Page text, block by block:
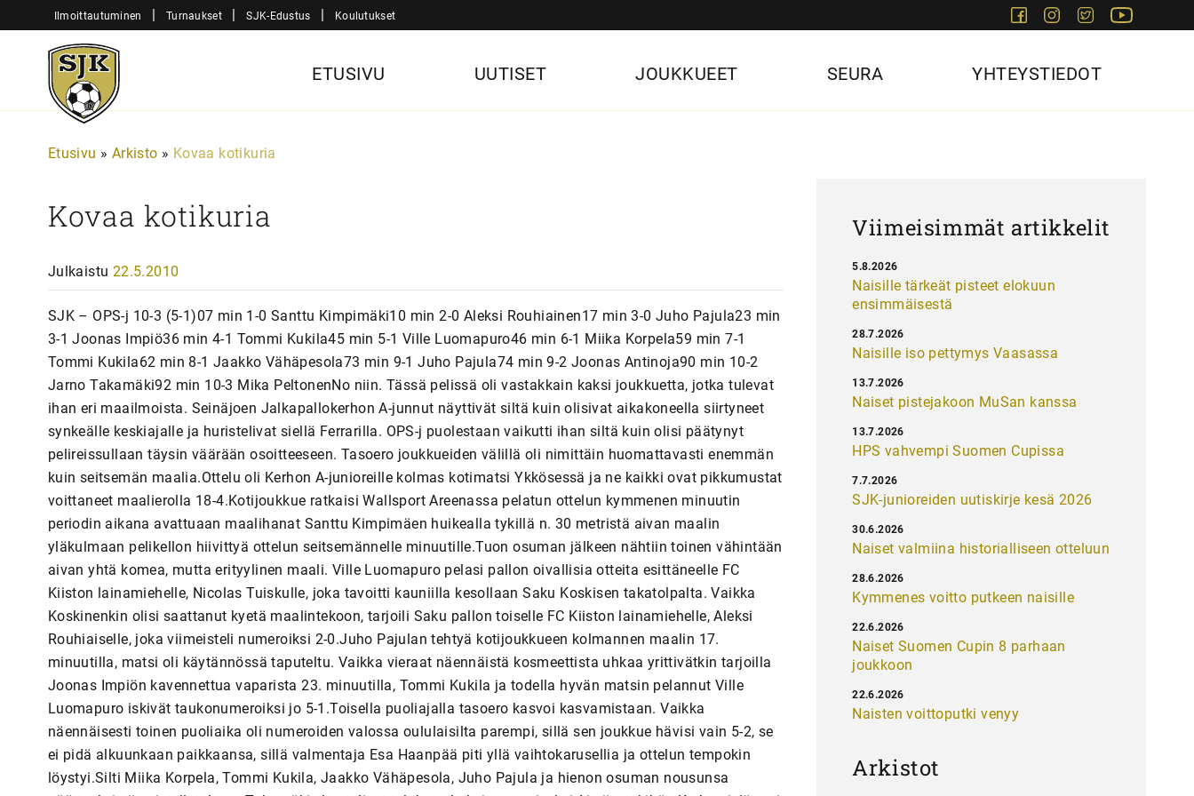
sisältöön
Ilmoittautuminen | Turnaukset | SJK-Edustus | Koulutukset FacebookInstagram
Twitter
Sjk-
Juniorit
ETUSIVU UUTISET JOUKKUEET SEURA YHTEYSTIEDOT
Etusivu » Arkisto » Kovaa kotikuria
Kovaa kotikuria
Julkaistu 22.5.2010
SJK – OPS-j 10-3 (5-1)07 min 1-0 Santtu Kimpimäki10 min 2-0 Aleksi Rouhiainen17 min 3-0 Juho Pajula23 min
3-1 Joonas Impiö36 min 4-1 Tommi Kukila45 min 5-1 Ville Luomapuro46 min 6-1 Miika Korpela59 min 7-1
Tommi Kukila62 min 8-1 Jaakko Vähäpesola73 min 9-1 Juho Pajula74 min 9-2 Joonas Antinoja90 min 10-2
Jarno Takamäki92 min 10-3 Mika PeltonenNo niin. Tässä pelissä oli vastakkain kaksi joukkuetta, jotka tulevat
ihan eri maailmoista. Seinäjoen Jalkapallokerhon A-junnut näyttivät siltä kuin olisivat aikakoneella siirtyneet
synkeälle keskiajalle ja huristelivat siellä Ferrarilla. OPS-j puolestaan vaikutti ihan siltä kuin olisi päätynyt
pelireissullaan täysin väärään osoitteeseen. Tasoero joukkueiden välillä oli nimittäin huomattavasti enemmän
kuin seitsemän maalia.Ottelu oli Kerhon A-junioreille kolmas kotimatsi Ykkösessä ja ne kaikki ovat pikkumustat
voittaneet maalierolla 18-4.Kotijoukkue ratkaisi Wallsport Areenassa pelatun ottelun kymmenen minuutin
periodin aikana avattuaan maalihanat Santtu Kimpimäen huikealla tykillä n. 30 metristä aivan maalin
yläkulmaan pelikellon hiivittyä ottelun seitsemännelle minuutille.Tuon osuman jälkeen nähtiin toinen vähintään
aivan yhtä komea, mutta erityylinen maali. Ville Luomapuro pelasi pallon oivallisia otteita esittäneelle FC
Kiiston lainamiehelle, Nicolas Tuiskulle, joka tavoitti kauniilla kesollaan Saku Koskisen takatolpalta. Vaikka
Koskinenkin olisi saattanut kyetä maalintekoon, tarjoili Saku pallon toiselle FC Kiiston lainamiehelle, Aleksi
Rouhiaiselle, joka viimeisteli numeroiksi 2-0.Juho Pajulan tehtyä kotijoukkueen kolmannen maalin 17.
minuutilla, matsi oli käytännössä taputeltu. Vaikka vieraat näennäistä kosmeettista uhkaa yrittivätkin tarjoilla
Joonas Impiön kavennettua vaparista 23. minuutilla, Tommi Kukila ja todella hyvän matsin pelannut Ville
Luomapuro iskivät taukonumeroiksi jo 5-1.Toisella puoliajalla tasoero kasvoi kasvamistaan. Vaikka
näennäisesti toinen puoliaika oli numeroiden valossa oululaisilta parempi, sillä sen joukkue hävisi vain 5-2, se
ei pidä alkuunkaan paikkaansa, sillä valmentaja Esa Haanpää piti yllä vaihtokarusellia ja ottelun tempokin
löystyi.Silti Miika Korpela, Tommi Kukila, Jaakko Vähäpesola, Juho Pajula ja hienon osuman nousunsa
Viimeisimmät artikkelit
Naisille tärkeät pisteet elokuun
ensimmäisestä
5.8.2026
Naisille iso pettymys Vaasassa
28.7.2026
Naiset pistejakoon MuSan kanssa
13.7.2026
HPS vahvempi Suomen Cupissa
13.7.2026
SJK-junioreiden uutiskirje kesä 2026
7.7.2026
Naiset valmiina historialliseen otteluun
30.6.2026
Kymmenes voitto putkeen naisille
28.6.2026
Naiset Suomen Cupin 8 parhaan
joukkoon
22.6.2026
Naisten voittoputki venyy
22.6.2026
Arkistot